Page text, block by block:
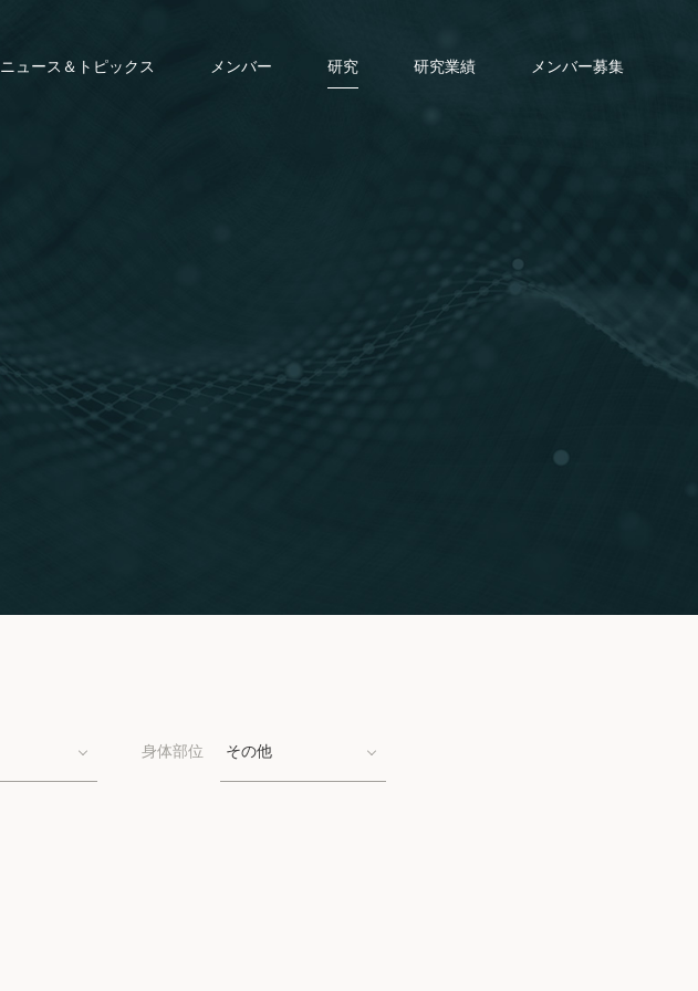
ニュース＆トピックス メンバー 研究 研究業績 メンバー募集
身体部位 その他